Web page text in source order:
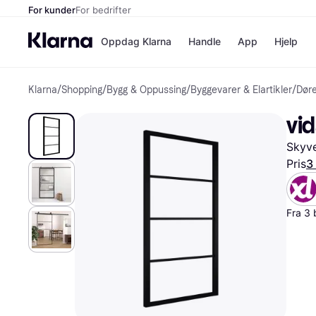
For kunderFor bedrifter
Oppdag Klarna
Betal nå
Betal i 3
Betal innen
Finansiering
Handle
Butikker
App Hjelp
Klarna/Shopping/Bygg & Oppussing/Byggevarer & Elartikler/
Pris3
Fra 3